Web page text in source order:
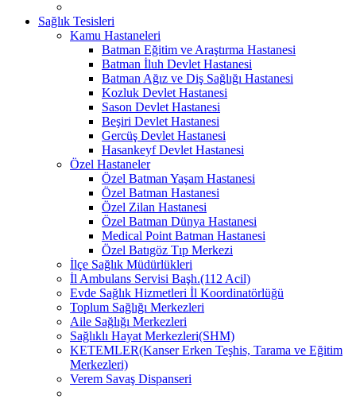
Sağlık Tesisleri
Kamu Hastaneleri
Batman Eğitim ve Araştırma Hastanesi
Batman İluh Devlet Hastanesi
Batman Ağız ve Diş Sağlığı Hastanesi
Kozluk Devlet Hastanesi
Sason Devlet Hastanesi
Beşiri Devlet Hastanesi
Gercüş Devlet Hastanesi
Hasankeyf Devlet Hastanesi
Özel Hastaneler
Özel Batman Yaşam Hastanesi
Özel Batman Hastanesi
Özel Zilan Hastanesi
Özel Batman Dünya Hastanesi
Medical Point Batman Hastanesi
Özel Batıgöz Tıp Merkezi
İlçe Sağlık Müdürlükleri
İl Ambulans Servisi Başh.(112 Acil)
Evde Sağlık Hizmetleri İl Koordinatörlüğü
Toplum Sağlığı Merkezleri
Aile Sağlığı Merkezleri
Sağlıklı Hayat Merkezleri(SHM)
KETEMLER(Kanser Erken Teşhis, Tarama ve Eğitim
Merkezleri)
Verem Savaş Dispanseri